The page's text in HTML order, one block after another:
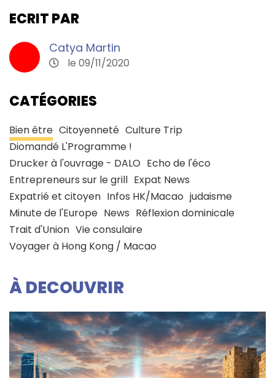
ECRIT PAR
Catya Martin
le 09/11/2020
CATÉGORIES
Bien être Citoyenneté Culture Trip
Diomandé L'Programme !
Drucker à l'ouvrage - DALO Echo de l'éco
Entrepreneurs sur le grill Expat News
Expatrié et citoyen Infos HK/Macao judaisme
Minute de l'Europe News Réflexion dominicale
Trait d'Union Vie consulaire
Voyager à Hong Kong / Macao
À DECOUVRIR